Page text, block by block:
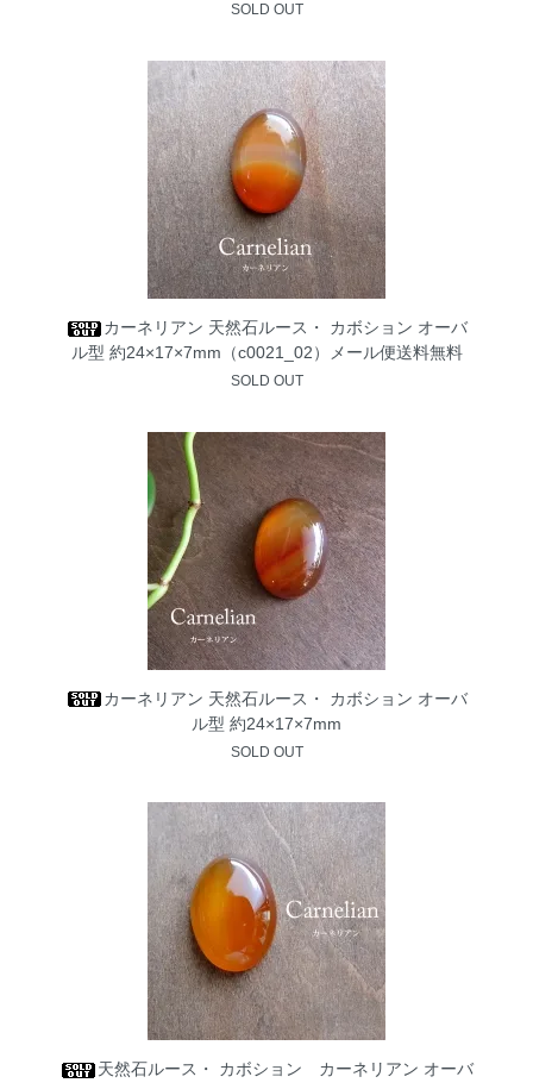
SOLD OUT
カーネリアン 天然石ルース・ カボション オーバ
ル型 約24×17×7mm（c0021_02）メール便送料無料
SOLD OUT
カーネリアン 天然石ルース・ カボション オーバ
ル型 約24×17×7mm
SOLD OUT
天然石ルース・ カボション カーネリアン オーバ